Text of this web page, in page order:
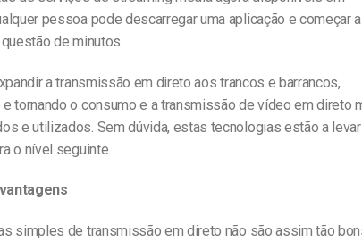
pessoa pode descarregar uma aplicação e começar a
de minutos.
a transmissão em direto aos trancos e barrancos,
tornando o consumo e a transmissão de vídeo em direto
e utilizados. Sem dúvida, estas tecnologias estão a
o nível seguinte.
simples de transmissão em direto não são assim tão